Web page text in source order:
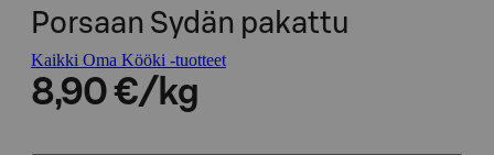
Porsaan Sydän pakattu
Kaikki Oma Kööki -tuotteet
8,90 €/kg